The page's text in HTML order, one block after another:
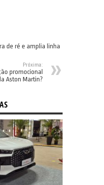
de ré e amplia linha
Próxima:
promocional
Aston Martin?